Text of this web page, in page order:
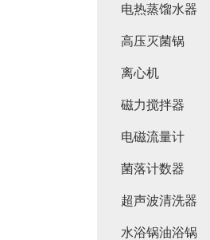
电热蒸馏水器
高压灭菌锅
离心机
磁力搅拌器
电磁流量计
菌落计数器
超声波清洗器
水浴锅油浴锅